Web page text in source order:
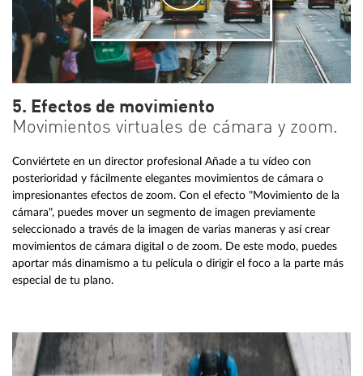
5. Efectos de movimiento
Movimientos virtuales de cámara y zoom.
Conviértete en un director profesional Añade a tu vídeo con
posterioridad y fácilmente elegantes movimientos de cámara o
impresionantes efectos de zoom. Con el efecto "Movimiento de la
cámara", puedes mover un segmento de imagen previamente
seleccionado a través de la imagen de varias maneras y así crear
movimientos de cámara digital o de zoom. De este modo, puedes
aportar más dinamismo a tu película o dirigir el foco a la parte más
especial de tu plano.